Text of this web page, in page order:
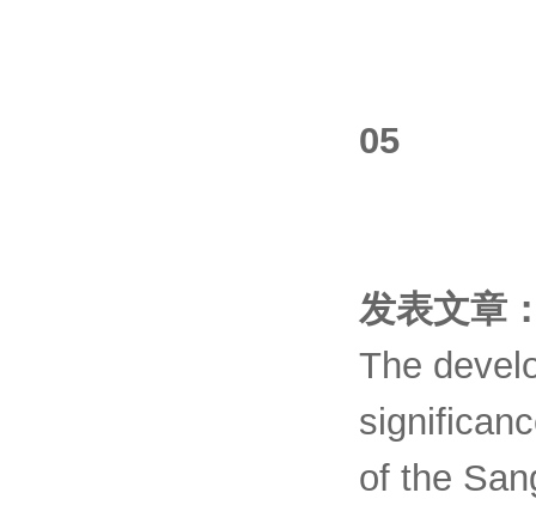
05
发表文章
The
of the